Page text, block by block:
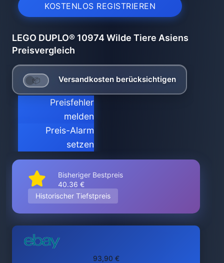
KOSTENLOS REGISTRIEREN
LEGO DUPLO® 10974 Wilde Tiere Asiens
Preisvergleich
Versandkosten berücksichtigen
Preisfehler
melden
Preis-Alarm
setzen
Bisheriger Bestpreis
40.36 €
Historischer Tiefstpreis
93,90 €